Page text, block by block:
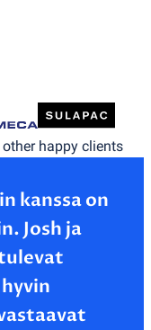
happy clients
kanssa on
Josh ja